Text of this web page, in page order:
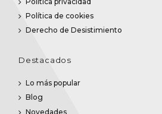
Política de cookies
Derecho de Desistimiento
Destacados
Lo más popular
Blog
Novedades